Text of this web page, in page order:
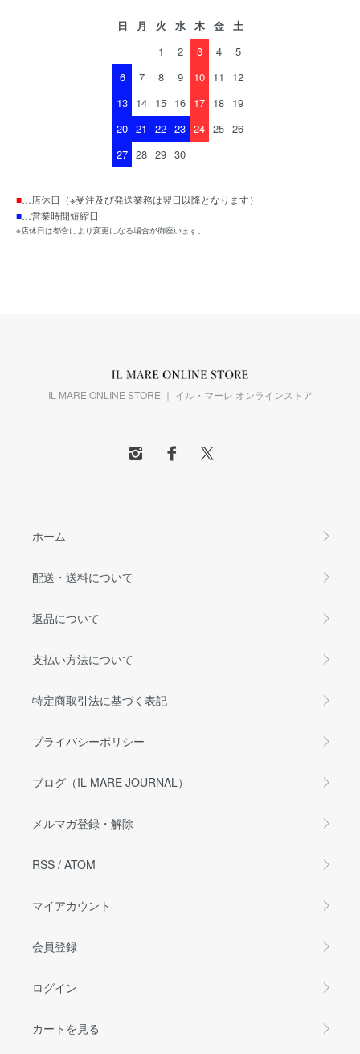
日 月 火 水 木 金
土
1
2 3 4
5
6
7 8 9 10 11
12
13 14 15 16 17 18 19
20 21 22 23 24 25 26
27 28 29 30
■…店休日（※受注及び発送業務は翌日以降となります）
■…営業時間短縮日
※店休日は都合により変更になる場合が御座います。
IL MARE ONLINE STORE ｜ イル・マーレ オンラインストア
ホーム
配送・送料について
返品について
支払い方法について
特定商取引法に基づく表記
プライバシーポリシー
ブログ（IL MARE JOURNAL）
メルマガ登録・解除
RSS / ATOM
マイアカウント
会員登録
ログイン
カートを見る